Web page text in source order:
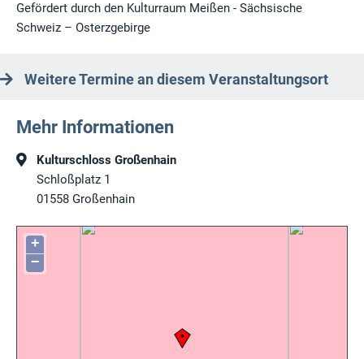
Gefördert durch den Kulturraum Meißen - Sächsische
Schweiz – Osterzgebirge
Weitere Termine an diesem Veranstaltungsort
Mehr Informationen
Kulturschloss Großenhain
Schloßplatz 1
01558 Großenhain
+
−